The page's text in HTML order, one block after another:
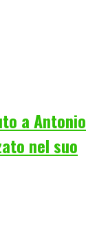
a Antonio
nel suo